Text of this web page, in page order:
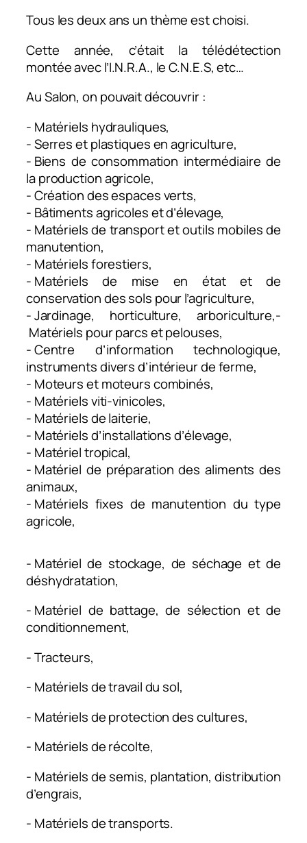
Tous les deux ans un thème est choisi.
Cette année, c’était la télédétection
montée avec l’I.N.R.A., le C.N.E.S, etc…
Au Salon, on pouvait découvrir :
- Matériels hydrauliques,​
- Serres et plastiques en agriculture,​
- Biens de consommation intermédiaire de
la production agricole,​
- Création des espaces verts,​
- Bâtiments agricoles et d’élevage,​
- Matériels de transport et outils mobiles de
manutention,​
- Matériels forestiers,​
- Matériels de mise en état et de
conservation des sols pour l’agriculture,​
- Jardinage, horticulture, arboriculture,-
Matériels pour parcs et pelouses,​
- Centre d’information technologique,
instruments divers d’intérieur de ferme,​
- Moteurs et moteurs combinés,​
- Matériels viti-vinicoles,​
- Matériels de laiterie,​
- Matériels d’installations d’élevage,​
- Matériel tropical,​
- Matériel de préparation des aliments des
animaux,​
- Matériels fixes de manutention du type
agricole,
- Matériel de stockage, de séchage et de
déshydratation,
- Matériel de battage, de sélection et de
conditionnement,
- Tracteurs,
- Matériels de travail du sol,
- Matériels de protection des cultures,
- Matériels de récolte,
- Matériels de semis, plantation, distribution
d’engrais,
- Matériels de transports.